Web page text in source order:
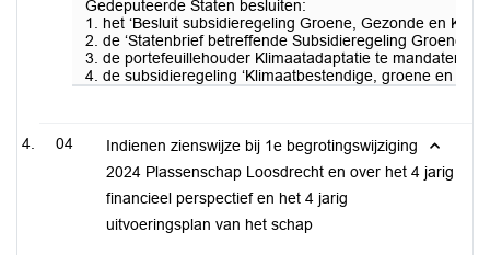
Gedeputeerde Staten besluiten:
1. het ‘Besluit subsidieregeling Groene, Gezonde en
2. de ‘Statenbrief betreffende Subsidieregeling Groene,
3. de portefeuillehouder Klimaatadaptatie te mandateren
4. de subsidieregeling ‘Klimaatbestendige, groene en
04
Indienen zienswijze bij 1e begrotingswijziging
2024 Plassenschap Loosdrecht en over het 4 jarig
financieel perspectief en het 4 jarig
uitvoeringsplan van het schap